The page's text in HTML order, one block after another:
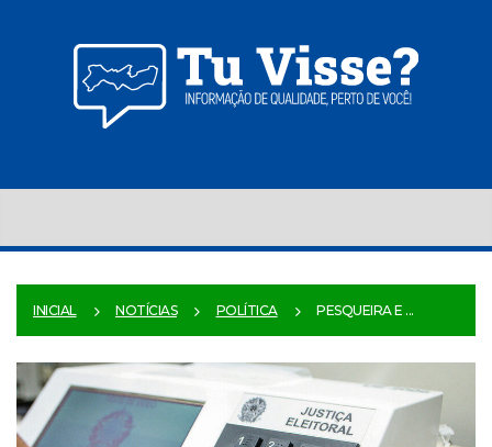
INICIAL NOTÍCIAS POLÍTICA PESQUEIRA E ...